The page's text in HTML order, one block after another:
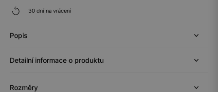
30 dní na vrácení
Popis
Detailní informace o produktu
Rozměry